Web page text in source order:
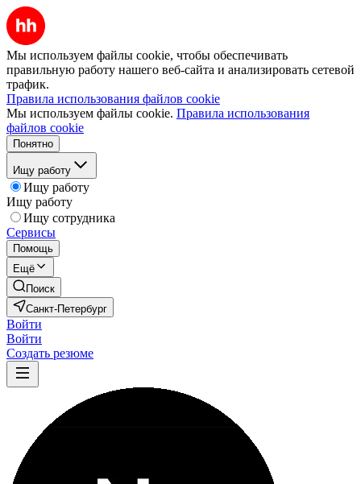
Мы используем файлы cookie, чтобы обеспечивать
правильную работу нашего веб-сайта и анализировать сетевой
трафик.
Правила использования файлов cookie
Мы используем файлы cookie. Правила использования
файлов cookie
Понятно
Ищу работу
Ищу работу
Ищу работу
Ищу сотрудника
Сервисы
Помощь
Ещё
Поиск
Санкт-Петербург
Войти
Войти
Создать резюме